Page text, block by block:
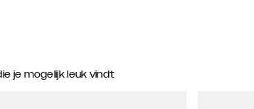
je mogelijk leuk vindt